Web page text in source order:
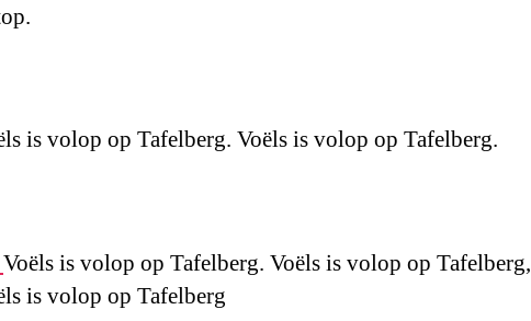
is volop op Tafelberg. Voëls is volop op Tafelberg.
Voëls is volop op Tafelberg. Voëls is volop op Tafelberg,
is volop op Tafelberg